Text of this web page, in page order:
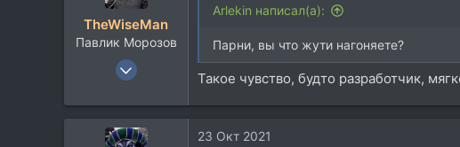
TheWiseMan
Павлик Морозов
29 Мар 2020
191
Arlekin написал(а):
Парни, вы что жути нагоняете?
Такое чувство, будто разработчик,
23 Окт 2021